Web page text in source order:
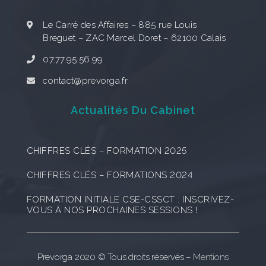
Le Carré des Affaires – 885 rue Louis
Breguet – ZAC Marcel Doret – 62100 Calais
07.77.95.56.99
contact@prevorga.fr
Actualités Du Cabinet
CHIFFRES CLÉS – FORMATION 2025
CHIFFRES CLÉS – FORMATIONS 2024
FORMATION INITIALE CSE-CSSCT : INSCRIVEZ-
VOUS À NOS PROCHAINES SESSIONS !
Prevorga 2020 © Tous droits réservés – Mentions